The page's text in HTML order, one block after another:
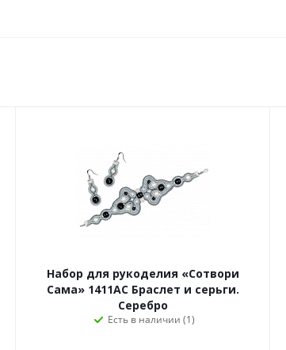
Набор для рукоделия «Сотвори
Сама» 1411АС Браслет и серьги.
Серебро
Есть в наличии (1)